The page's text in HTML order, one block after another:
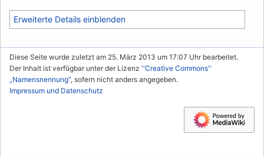
Erweiterte Details einblenden
Diese Seite wurde zuletzt am 25. März 2013 um 17:07 Uhr bearbeitet.
Der Inhalt ist verfügbar unter der Lizenz ''Creative Commons''
„Namensnennung“, sofern nicht anders angegeben.
Impressum und Datenschutz